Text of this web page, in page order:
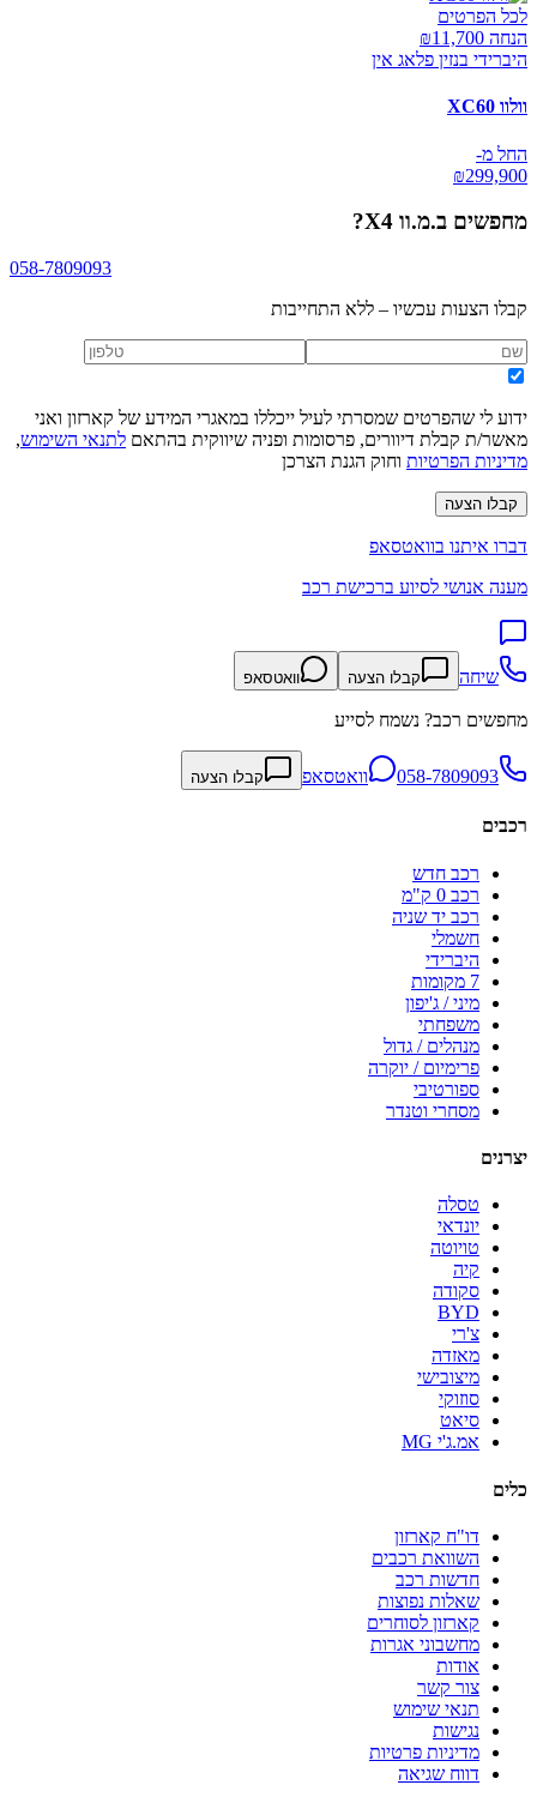
לכל הפרטים
הנחה ₪ 11,700
היברידי בנזין פלאג אין
וולוו XC60
החל מ-
₪299,900
מחפשים ב.מ.וו X4 ?
058-7809093
קבלו הצעות עכשיו – ללא התחייבות
ידוע לי שהפרטים שמסרתי לעיל ייכללו במאגרי המידע של קארזון ואני
מאשר/ת קבלת דיוורים, פרסומות ופניה שיווקית בהתאם לתנאי השימוש,
מדיניות הפרטיות וחוק הגנת הצרכן
קבלו הצעה
דברו איתנו בוואטסאפ
מענה אנושי לסיוע ברכישת רכב
שיחה קבלו הצעה וואטסאפ
מחפשים רכב? נשמח לסייע
058-7809093 וואטסאפ קבלו הצעה
רכבים
רכב חדש
רכב 0 ק"מ
רכב יד שניה
חשמלי
היברידי
7 מקומות
מיני / ג'יפון
משפחתי
מנהלים / גדול
פרימיום / יוקרה
ספורטיבי
מסחרי וטנדר
יצרנים
טסלה
יונדאי
טויוטה
קיה
סקודה
BYD
צ'רי
מאזדה
מיצובישי
סוזוקי
סיאט
אמ.ג'י MG
כלים
דו"ח קארזון
השוואת רכבים
חדשות רכב
שאלות נפוצות
קארזון לסוחרים
מחשבוני אגרות
אודות
צור קשר
תנאי שימוש
נגישות
מדיניות פרטיות
דווח שגיאה